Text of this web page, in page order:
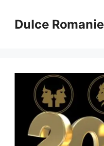
conținutDulce Romanie